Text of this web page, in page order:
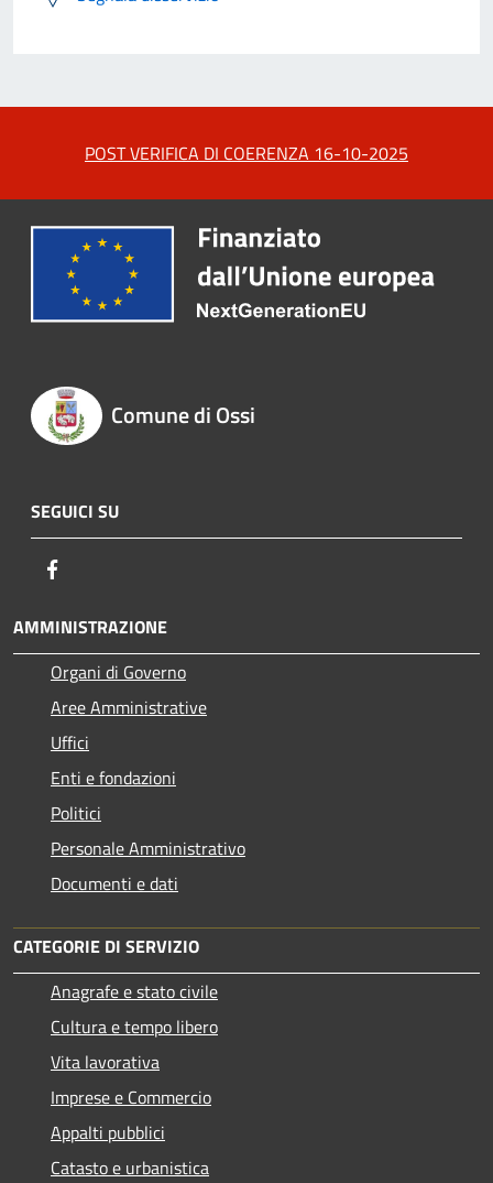
POST VERIFICA DI COERENZA 16-10-2025
Comune di Ossi
SEGUICI SU
AMMINISTRAZIONE
Organi di Governo
Aree Amministrative
Uffici
Enti e fondazioni
Politici
Personale Amministrativo
Documenti e dati
CATEGORIE DI SERVIZIO
Anagrafe e stato civile
Cultura e tempo libero
Vita lavorativa
Imprese e Commercio
Appalti pubblici
Catasto e urbanistica